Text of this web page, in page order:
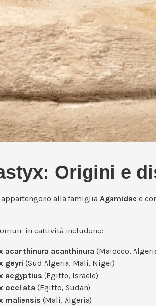
Origini e
appartengono alla famiglia Agamidae e
in cattività includono:
acanthinura acanthinura (Marocco,
geyri (Sud Algeria, Mali, Niger)
aegyptius (Egitto, Israele)
ocellata (Egitto, Sudan)
maliensis (Mali, Algeria)